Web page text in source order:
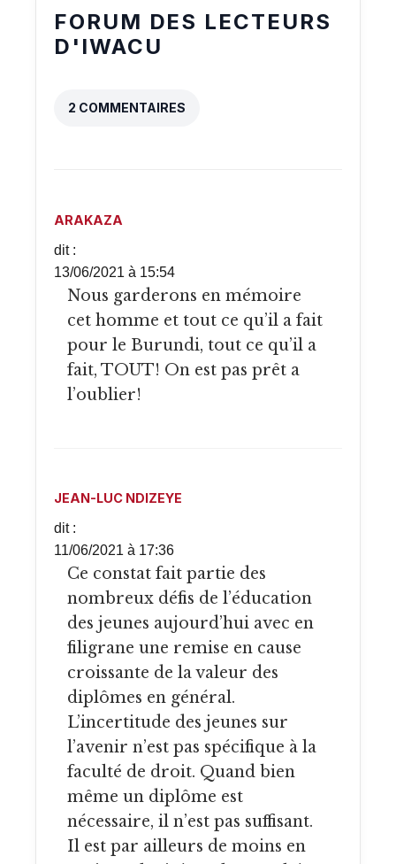
FORUM DES LECTEURS
D'IWACU
2 COMMENTAIRES
ARAKAZA
dit :
13/06/2021 à 15:54
Nous garderons en mémoire
cet homme et tout ce qu’il a fait
pour le Burundi, tout ce qu’il a
fait, TOUT! On est pas prêt a
l’oublier!
JEAN-LUC NDIZEYE
dit :
11/06/2021 à 17:36
Ce constat fait partie des
nombreux défis de l’éducation
des jeunes aujourd’hui avec en
filigrane une remise en cause
croissante de la valeur des
diplômes en général.
L’incertitude des jeunes sur
l’avenir n’est pas spécifique à la
faculté de droit. Quand bien
même un diplôme est
nécessaire, il n’est pas suffisant.
Il est par ailleurs de moins en